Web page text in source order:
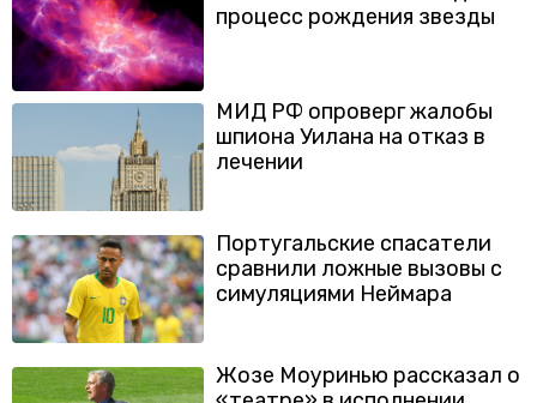
процесс рождения звезды
МИД РФ опроверг жалобы
шпиона Уилана на отказ в
лечении
Португальские спасатели
сравнили ложные вызовы с
симуляциями Неймара
Жозе Моуринью рассказал о